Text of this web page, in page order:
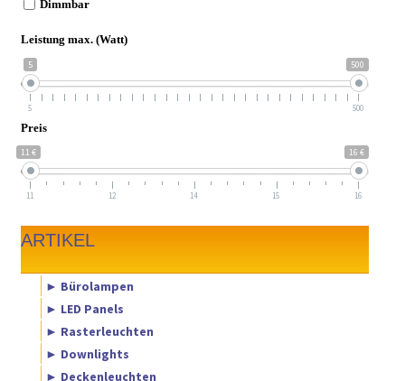
Dimmbar
Leistung max. (Watt)
5 500
5 500
Preis
11 € 16 €
11 12 14 15 16
ARTIKEL
► Bürolampen
► LED Panels
► Rasterleuchten
► Downlights
► Deckenleuchten